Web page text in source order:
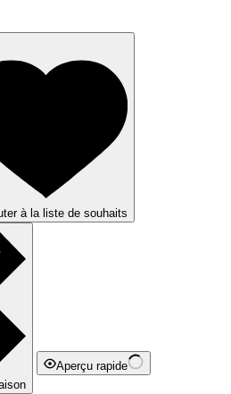
à la liste de souhaits
Aperçu rapide